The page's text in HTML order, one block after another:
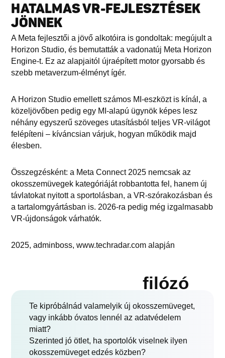
HATALMAS VR-FEJLESZTÉSEK
JÖNNEK
A Meta fejlesztői a jövő alkotóira is gondoltak: megújult a
Horizon Studio, és bemutatták a vadonatúj Meta Horizon
Engine-t. Ez az alapjaitól újraépített motor gyorsabb és
szebb metaverzum-élményt ígér.
A Horizon Studio emellett számos MI-eszközt is kínál, a
közeljövőben pedig egy MI-alapú ügynök képes lesz
néhány egyszerű szöveges utasításból teljes VR-világot
felépíteni – kíváncsian várjuk, hogyan működik majd
élesben.
Összegzésként: a Meta Connect 2025 nemcsak az
okosszemüvegek kategóriáját robbantotta fel, hanem új
távlatokat nyitott a sportolásban, a VR-szórakozásban és
a tartalomgyártásban is. 2026-ra pedig még izgalmasabb
VR-újdonságok várhatók.
2025, adminboss, www.techradar.com alapján
filózó
Te kipróbálnád valamelyik új okosszemüveget,
vagy inkább óvatos lennél az adatvédelem
miatt?
Szerinted jó ötlet, ha sportolók viselnek ilyen
okosszemüveget edzés közben?